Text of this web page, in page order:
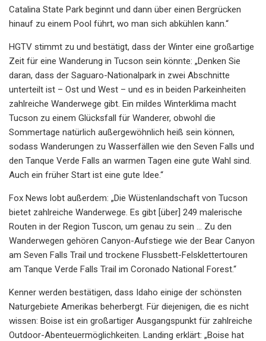
Catalina State Park beginnt und dann über einen Bergrücken
hinauf zu einem Pool führt, wo man sich abkühlen kann.“
HGTV stimmt zu und bestätigt, dass der Winter eine großartige
Zeit für eine Wanderung in Tucson sein könnte: „Denken Sie
daran, dass der Saguaro-Nationalpark in zwei Abschnitte
unterteilt ist – Ost und West – und es in beiden Parkeinheiten
zahlreiche Wanderwege gibt. Ein mildes Winterklima macht
Tucson zu einem Glücksfall für Wanderer, obwohl die
Sommertage natürlich außergewöhnlich heiß sein können,
sodass Wanderungen zu Wasserfällen wie den Seven Falls und
den Tanque Verde Falls an warmen Tagen eine gute Wahl sind.
Auch ein früher Start ist eine gute Idee.“
Fox News lobt außerdem: „Die Wüstenlandschaft von Tucson
bietet zahlreiche Wanderwege. Es gibt [über] 249 malerische
Routen in der Region Tuscon, um genau zu sein … Zu den
Wanderwegen gehören Canyon-Aufstiege wie der Bear Canyon
am Seven Falls Trail und trockene Flussbett-Felsklettertouren
am Tanque Verde Falls Trail im Coronado National Forest.“
Kenner werden bestätigen, dass Idaho einige der schönsten
Naturgebiete Amerikas beherbergt. Für diejenigen, die es nicht
wissen: Boise ist ein großartiger Ausgangspunkt für zahlreiche
Outdoor-Abenteuermöglichkeiten. Landing erklärt: „Boise hat